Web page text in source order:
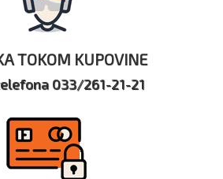
TOKOM KUPOVINE
033/261-21-21